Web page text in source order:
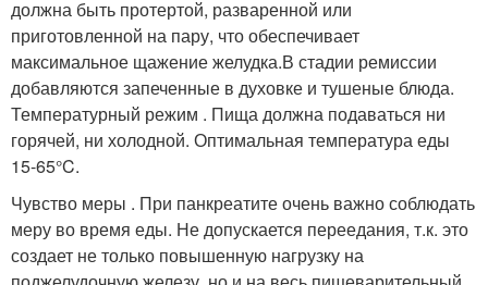
должна быть протертой, разваренной или
приготовленной на пару, что обеспечивает
максимальное щажение желудка.В стадии ремиссии
добавляются запеченные в духовке и тушеные блюда.
Температурный режим . Пища должна подаваться ни
горячей, ни холодной. Оптимальная температура еды
15-65°C.
Чувство меры . При панкреатите очень важно соблюдать
меру во время еды. Не допускается переедания, т.к. это
создает не только повышенную нагрузку на